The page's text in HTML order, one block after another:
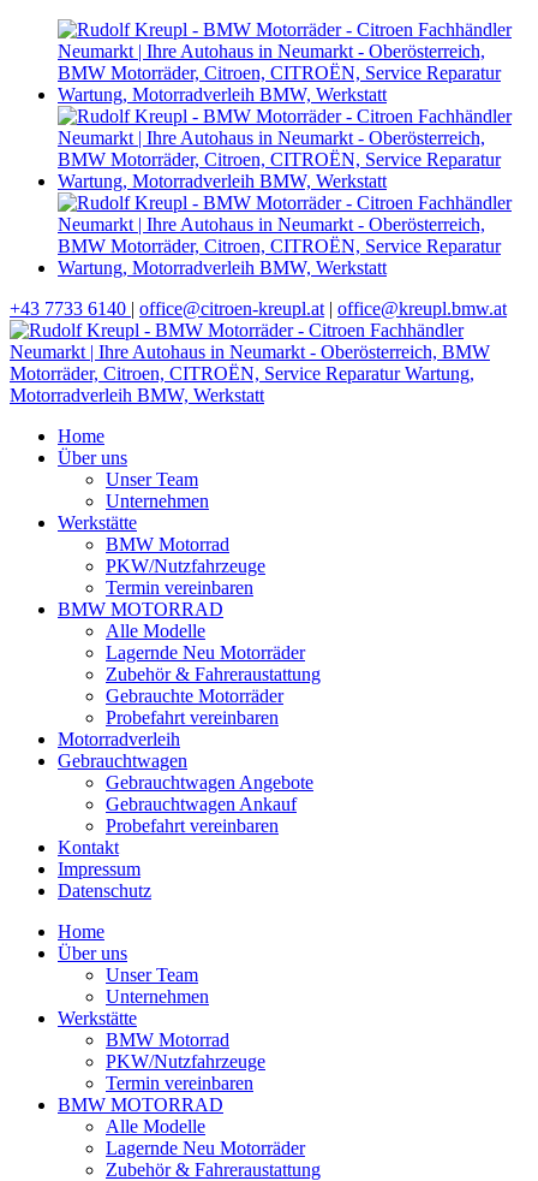
+43 7733 6140 | office@citroen-kreupl.at | office@kreupl.bmw.at
Home
Über uns
Unser Team
Unternehmen
Werkstätte
BMW Motorrad
PKW/Nutzfahrzeuge
Termin vereinbaren
BMW MOTORRAD
Alle Modelle
Lagernde Neu Motorräder
Zubehör & Fahreraustattung
Gebrauchte Motorräder
Probefahrt vereinbaren
Motorradverleih
Gebrauchtwagen
Gebrauchtwagen Angebote
Gebrauchtwagen Ankauf
Probefahrt vereinbaren
Kontakt
Impressum
Datenschutz
Home
Über uns
Unser Team
Unternehmen
Werkstätte
BMW Motorrad
PKW/Nutzfahrzeuge
Termin vereinbaren
BMW MOTORRAD
Alle Modelle
Lagernde Neu Motorräder
Zubehör & Fahreraustattung